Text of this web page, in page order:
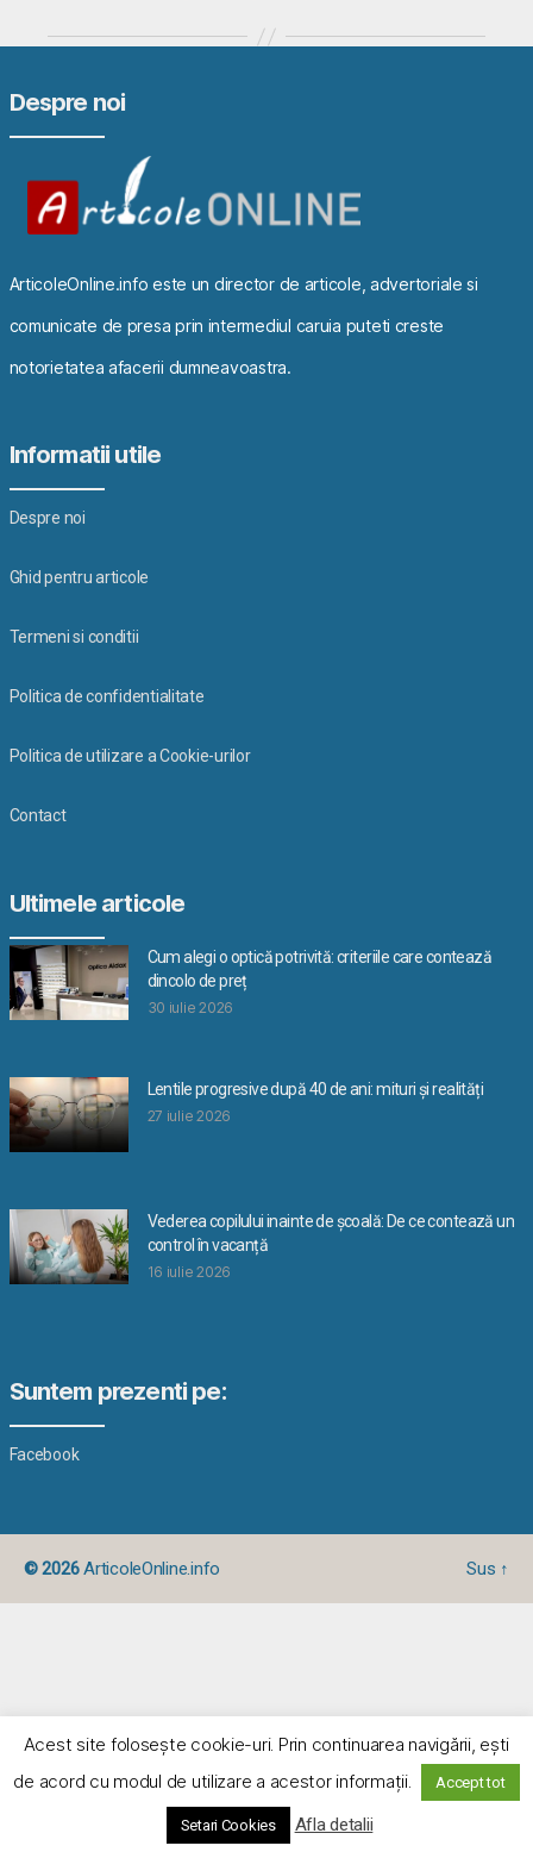
Despre noi
ArticoleOnline.info este un director de articole, advertoriale si
comunicate de presa prin intermediul caruia puteti creste
notorietatea afacerii dumneavoastra.
Informatii utile
Despre noi
Ghid pentru articole
Termeni si conditii
Politica de confidentialitate
Politica de utilizare a Cookie-urilor
Contact
Ultimele articole
Cum alegi o optică potrivită: criteriile care contează
dincolo de preț
30 iulie 2026
Lentile progresive după 40 de ani: mituri și realități
27 iulie 2026
Vederea copilului inainte de școală: De ce contează un
control în vacanță
16 iulie 2026
Suntem prezenti pe:
Facebook
© 2026ArticoleOnline.info Sus ↑
Acest site foloseşte cookie-uri. Prin continuarea navigării, eşti
de acord cu modul de utilizare a acestor informaţii.
Accept tot
Setari Cookies Afla detalii